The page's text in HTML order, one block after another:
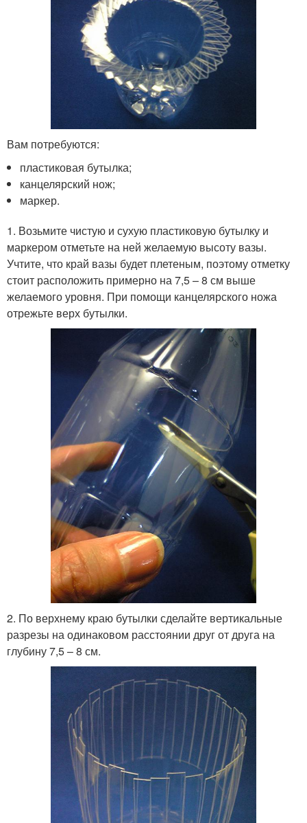
Вам потребуются:
пластиковая бутылка;
канцелярский нож;
маркер.
1. Возьмите чистую и сухую пластиковую бутылку и
маркером отметьте на ней желаемую высоту вазы.
Учтите, что край вазы будет плетеным, поэтому отметку
стоит расположить примерно на 7,5 – 8 см выше
желаемого уровня. При помощи канцелярского ножа
отрежьте верх бутылки.
2. По верхнему краю бутылки сделайте вертикальные
разрезы на одинаковом расстоянии друг от друга на
глубину 7,5 – 8 см.